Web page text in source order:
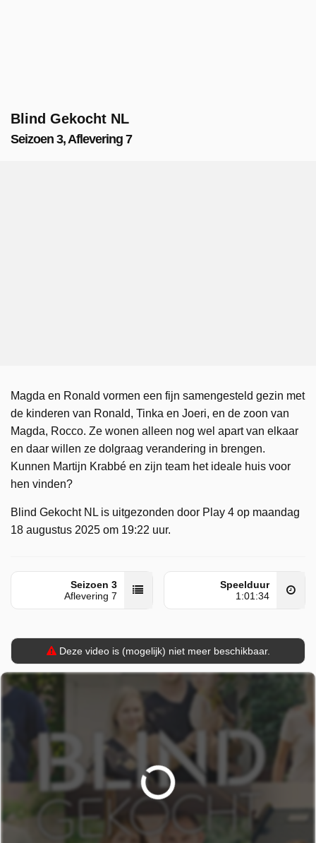
Blind Gekocht NL
Seizoen 3, Aflevering 7
Magda en Ronald vormen een fijn samengesteld gezin met
de kinderen van Ronald, Tinka en Joeri, en de zoon van
Magda, Rocco. Ze wonen alleen nog wel apart van elkaar
en daar willen ze dolgraag verandering in brengen.
Kunnen Martijn Krabbé en zijn team het ideale huis voor
hen vinden?
Blind Gekocht NL is uitgezonden door Play 4 op maandag
18 augustus 2025 om 19:22 uur.
Seizoen 3
Aflevering 7
Speelduur
1:01:34
Deze video is (mogelijk) niet meer beschikbaar.